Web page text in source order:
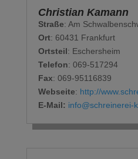
Christian Kamann
Straße: Am
Ort: 60431 Frankfurt
Ortsteil: Eschersheim
Telefon: 069-517294
Fax: 069-95116839
Webseite: http://
E-Mail: info@schreinerei-